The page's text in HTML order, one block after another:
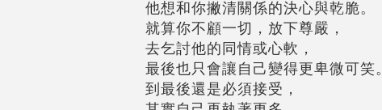
他想和你撇清關係的決心與乾脆。
就算你不顧一切，放下尊嚴，
去乞討他的同情或心軟，
最後也只會讓自己變得更卑微可笑。
到最後還是必須接受，